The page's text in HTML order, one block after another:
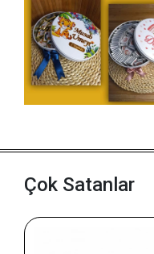
Çok Satanlar